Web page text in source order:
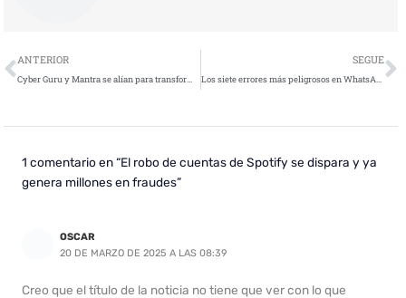
Ant
ANTERIOR
Cyber Guru y Mantra se alían para transformar la concienciación en ciberseguridad
SEGUE
Los siete errores más peligrosos en WhatsApp que exponen tu privacidad ante los ciberdelincuentes
1 comentario en “El robo de cuentas de Spotify se dispara y ya
genera millones en fraudes”
OSCAR
20 DE MARZO DE 2025 A LAS 08:39
Creo que el título de la noticia no tiene que ver con lo que